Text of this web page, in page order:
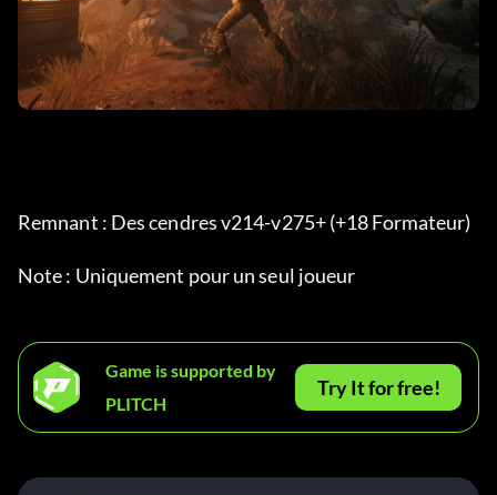
Remnant : Des cendres v214-v275+ (+18 Formateur)
Note : Uniquement pour un seul joueur
Game is supported by
PLITCH
Try It for free!